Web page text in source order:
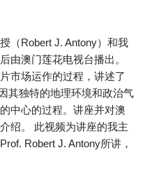
（Robert J. Antony）和我
由澳门莲花电视台播出。
市场运作的过程，讲述了
其独特的地理环境和政治气
中心的过程。讲座并对澳
绍。 此视频为讲座的我主
Robert J. Antony所讲，